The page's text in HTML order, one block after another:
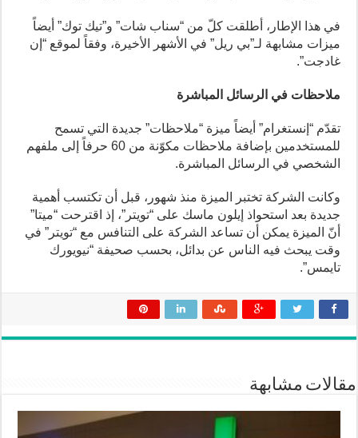
في هذا الإطار، أطلقت كلّ من “سناب شات” و”تيك توك” أيضاً
ميزات مشابهة لـ”بي ريل” في الأشهر الأخيرة، وفقاً لموقع “إن
غادجت”.
ملاحظات في الرسائل المباشرة
تقدّم “إنستغرام” أيضاً ميزة “ملاحظات” جديدة التي تسمح
للمستخدمين بإضافة ملاحظات مكوّنة من 60 حرفاً إلى ملفهم
الشخصي في الرسائل المباشرة.
وكانت الشركة تختبر الميزة منذ شهور، قبل أن تكتسب أهمية
جديدة بعد استحواذ إيلون ماسك على “تويتر”، إذ اقترحت “ميتا”
أنّ الميزة يمكن أن تساعد الشركة على التنافس مع “تويتر” في
وقت يبحث فيه الناس عن بدائل، بحسب صحيفة “نيويورك
تايمس”.
مقالات مشابهة